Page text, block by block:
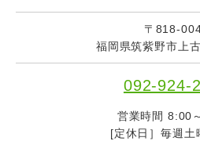
〒818-
福岡県筑紫野市上
092-924-
営業時間 8:00
[定休日］毎週土